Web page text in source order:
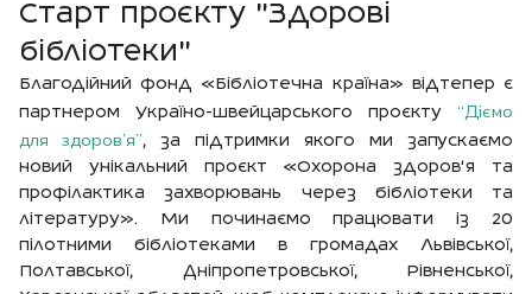
Старт проєкту "Здорові
бібліотеки"
Благодійний фонд «Бібліотечна країна» відтепер є
партнером Україно-швейцарського проєкту “Діємо
для здоров’я”, за підтримки якого ми запускаємо
новий унікальний проєкт «Охорона здоров‘я та
профілактика захворювань через бібліотеки та
літературу». Ми починаємо працювати із 20
пілотними бібліотеками в громадах Львівської,
Полтавської, Дніпропетровської, Рівненської,